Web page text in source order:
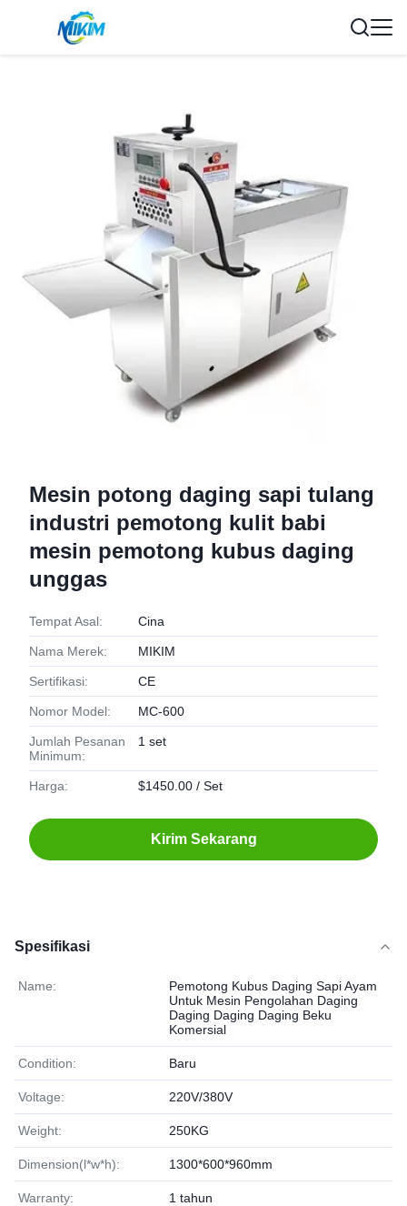
Mesin potong daging sapi tulang
industri pemotong kulit babi
mesin pemotong kubus daging
unggas
Tempat Asal: Cina
Nama Merek: MIKIM
Sertifikasi: CE
Nomor Model: MC-600
Jumlah Pesanan
Minimum:
1 set
Harga: $1450.00 / Set
Kirim Sekarang
Spesifikasi
Name:
Pemotong Kubus Daging Sapi Ayam
Untuk Mesin Pengolahan Daging
Daging Daging Daging Beku
Komersial
Condition: Baru
Voltage: 220V/380V
Weight: 250KG
Dimension(l*w*h): 1300*600*960mm
Warranty: 1 tahun